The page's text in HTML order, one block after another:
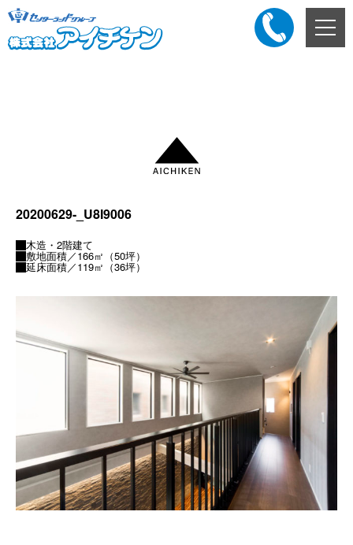
メ
ニ
20200629-_U8I9006
木造・2階建て
敷地面積／166㎡（50坪）
延床面積／119㎡（36坪）